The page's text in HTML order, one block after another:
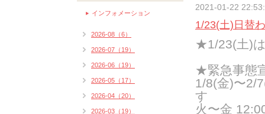
2021-01-22
1/23(土)日替
★1/23(土)
★緊急事態
1/8(金)〜2/
す
火〜金
インフォメーション
2026-08（6）
2026-07（19）
2026-06（19）
2026-05（17）
2026-04（20）
2026-03（19）